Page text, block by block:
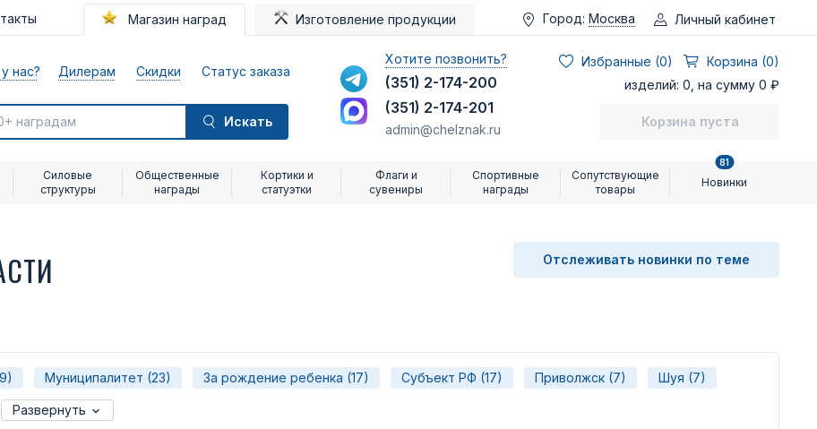
Магазин наград Изготовление продукции Город: Москва Личный кабинет
нас? Дилерам Скидки Статус заказа
Искать
Хотите позвонить?
(351) 2-174-200
(351) 2-174-201
admin@chelznak.ru
Избранные (0)
Корзина (0)
изделий: 0, на сумму 0 ₽
Корзина пуста
Силовые
структуры
Общественные
награды
Кортики и
статуэтки
Флаги и
сувениры
Спортивные
награды
Сопутствующие
товары
Новинки
81
Отслеживать новинки по теме
Муниципалитет (23) За рождение ребенка (17) Субъект РФ (17) Приволжск (7) Шуя (7)
Развернуть